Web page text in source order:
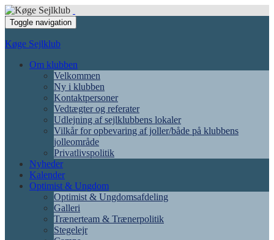
Toggle navigation
Køge Sejlklub
Om klubben
Velkommen
Ny i klubben
Kontaktpersoner
Vedtægter og referater
Udlejning af sejlklubbens lokaler
Vilkår for opbevaring af joller/både på klubbens
jolleområde
Privatlivspolitik
Nyheder
Kalender
Optimist & Ungdom
Optimist & Ungdomsafdeling
Galleri
Trænerteam & Trænerpolitik
Stegelejr